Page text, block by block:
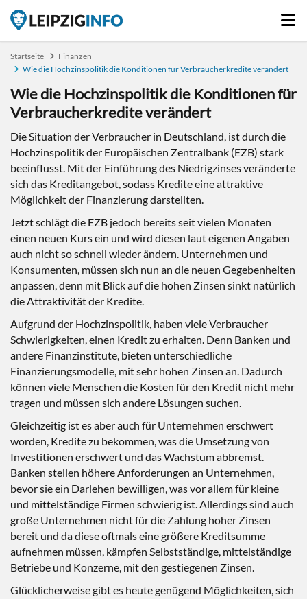
Startseite
Finanzen
Wie die Hochzinspolitik die Konditionen für Verbraucherkredite verändert
Wie die Hochzinspolitik die Konditionen für
Verbraucherkredite verändert
Die Situation der Verbraucher in Deutschland, ist durch die
Hochzinspolitik der Europäischen Zentralbank (EZB) stark
beeinflusst. Mit der Einführung des Niedrigzinses veränderte
sich das Kreditangebot, sodass Kredite eine attraktive
Möglichkeit der Finanzierung darstellten.
Jetzt schlägt die EZB jedoch bereits seit vielen Monaten
einen neuen Kurs ein und wird diesen laut eigenen Angaben
auch nicht so schnell wieder ändern. Unternehmen und
Konsumenten, müssen sich nun an die neuen Gegebenheiten
anpassen, denn mit Blick auf die hohen Zinsen sinkt natürlich
die Attraktivität der Kredite.
Aufgrund der Hochzinspolitik, haben viele Verbraucher
Schwierigkeiten, einen Kredit zu erhalten. Denn Banken und
andere Finanzinstitute, bieten unterschiedliche
Finanzierungsmodelle, mit sehr hohen Zinsen an. Dadurch
können viele Menschen die Kosten für den Kredit nicht mehr
tragen und müssen sich andere Lösungen suchen.
Gleichzeitig ist es aber auch für Unternehmen erschwert
worden, Kredite zu bekommen, was die Umsetzung von
Investitionen erschwert und das Wachstum abbremst.
Banken stellen höhere Anforderungen an Unternehmen,
bevor sie ein Darlehen bewilligen, was vor allem für kleine
und mittelständige Firmen schwierig ist. Allerdings sind auch
große Unternehmen nicht für die Zahlung hoher Zinsen
bereit und da diese oftmals eine größere Kreditsumme
aufnehmen müssen, kämpfen Selbstständige, mittelständige
Betriebe und Konzerne, mit den gestiegenen Zinsen.
Glücklicherweise gibt es heute genügend Möglichkeiten, sich